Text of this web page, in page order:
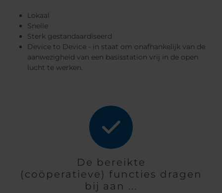
Lokaal
Snelle
Sterk gestandaardiseerd
Device to Device - in staat om onafhankelijk van de
aanwezigheid van een basisstation vrij in de open
lucht te werken.
De bereikte
(coöperatieve) functies dragen
bij aan ...